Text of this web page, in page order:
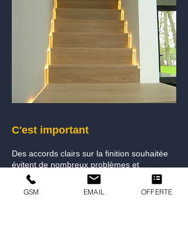
C'est important
Des accords clairs sur la finition souhaitée
évitent de nombreux problèmes et
discussions. Avec cette méthode, vous
pouvez également comparer différents
devis correctement et sans surprise. Parce
GSM EMAIL OFFERTE